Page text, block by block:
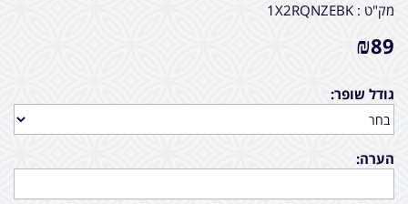
מק"ט : 1X2RQNZEBK
₪89
גודל שופר:
הערה: